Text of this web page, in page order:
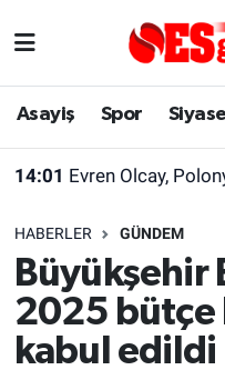
Asayiş Spor
14:01 Evren Olcay,
HABERLER GÜNDEM
Büyükşehir
2025 bütçe
kabul edildi
Asayiş
Gündem
Türkiye
Dünya
Yaşam
Eskişehirspor
Eskişehir Arşivi
Röportaj
Eskişehir Nöbetçi
Süper Lig Puan
Tüm Manşetler
Son Dakika